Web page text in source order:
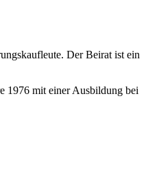
Der Beirat ist ein
1976 mit einer Ausbildung bei